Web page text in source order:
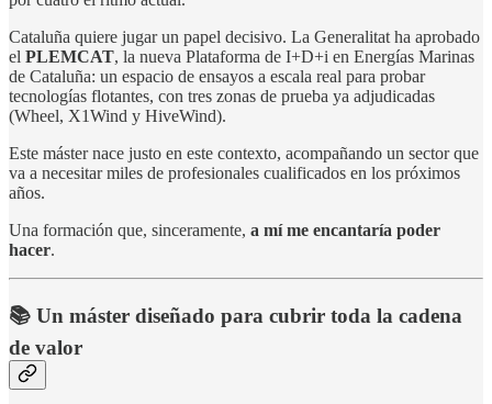
Cataluña quiere jugar un papel decisivo. La Generalitat ha aprobado
el PLEMCAT, la nueva Plataforma de I+D+i en Energías Marinas
de Cataluña: un espacio de ensayos a escala real para probar
tecnologías flotantes, con tres zonas de prueba ya adjudicadas
(Wheel, X1Wind y HiveWind).
Este máster nace justo en este contexto, acompañando un sector que
va a necesitar miles de profesionales cualificados en los próximos
años.
Una formación que, sinceramente, a mí me encantaría poder
hacer.
📚 Un máster diseñado para cubrir toda la cadena
de valor